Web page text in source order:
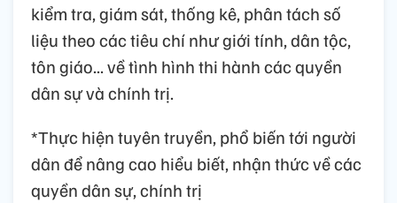
kiểm tra, giám sát, thống kê, phân tách số
liệu theo các tiêu chí như giới tính, dân tộc,
tôn giáo... về tình hình thi hành các quyền
dân sự và chính trị.
*Thực hiện tuyên truyền, phổ biến tới người
dân để nâng cao hiểu biết, nhận thức về các
quyền dân sự, chính trị